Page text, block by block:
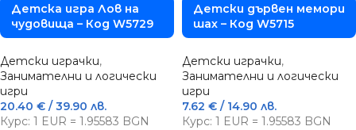
Детска игра Лов на
чудовища – Код W5729
Детски играчки,
Занимателни и логически
игри
20.40 € / 39.90 лв.
Курс: 1 EUR = 1.95583 BGN
Детски дървен мемори
шах – Код W5715
Детски играчки,
Занимателни и логически
игри
7.62 € / 14.90 лв.
Курс: 1 EUR = 1.95583 BGN